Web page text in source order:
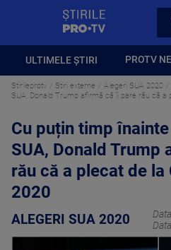
ULTIMELE ȘTIRI PROTV
Stirileprotv Stiri externe Alegeri SUA 2020
SUA, Donald Trump afirmă că îi pare rău că a
Cu puțin timp
SUA, Donald Trump
rău că a plecat de la
2020
ALEGERI SUA 2020